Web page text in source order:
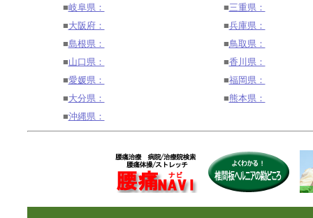
■岐阜県： ■三重県：
■大阪府： ■兵庫県：
■島根県： ■鳥取県：
■山口県： ■香川県：
■愛媛県： ■福岡県：
■大分県： ■熊本県：
■沖縄県：